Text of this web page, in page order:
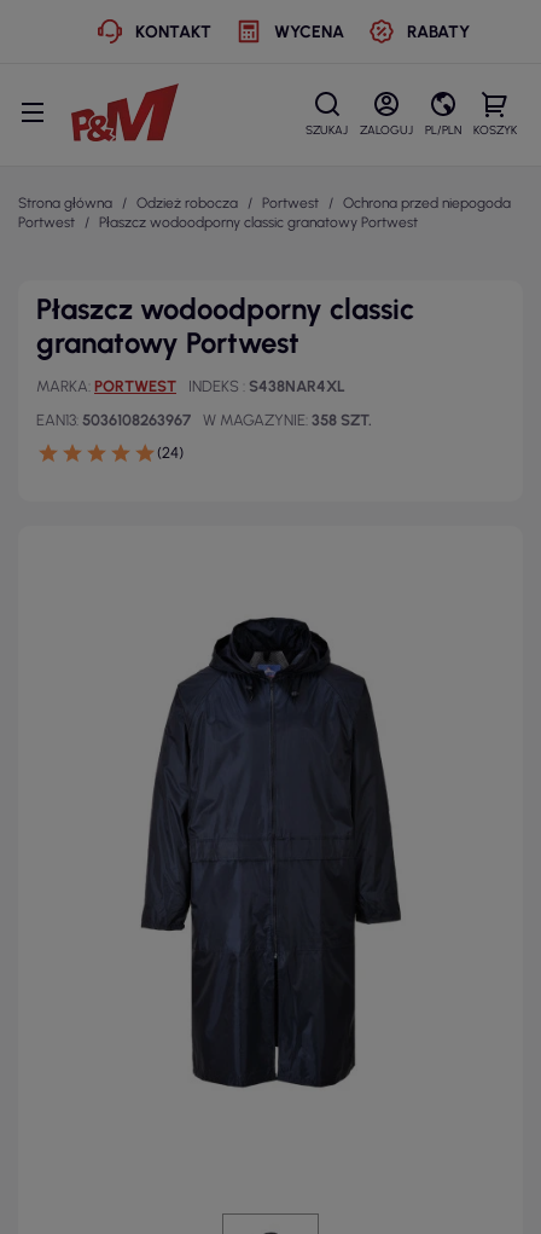
KONTAKT WYCENA RABATY
SZUKAJ ZALOGUJ PL/PLN KOSZYK
Strona główna Odzież robocza Portwest
Ochrona przed niepogoda
Portwest
Płaszcz wodoodporny classic granatowy Portwest
Płaszcz wodoodporny classic
granatowy Portwest
MARKA PORTWEST INDEKS
S438NAR4XL
EAN13 5036108263967 W MAGAZYNIE 358 SZT.
(24)